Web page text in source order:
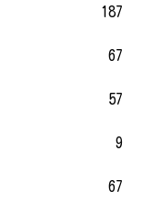
187
67
57
9
67